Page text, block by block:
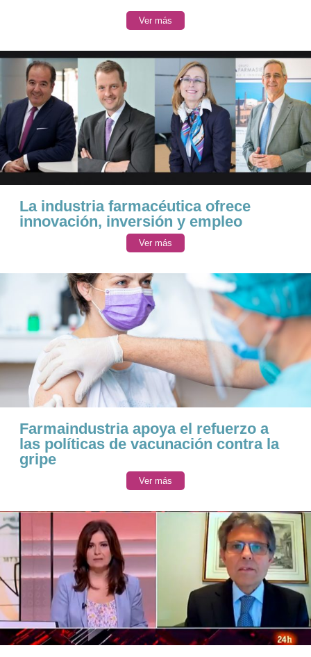
Ver más
La industria farmacéutica ofrece
innovación, inversión y empleo
Ver más
Farmaindustria apoya el refuerzo a
las políticas de vacunación contra la
gripe
Ver más